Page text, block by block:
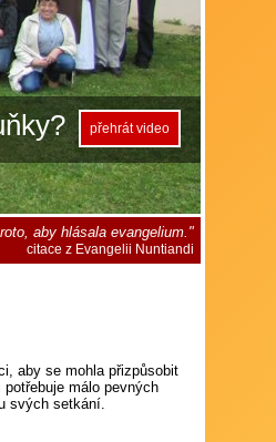
přehrát video
aby hlásala evangelium."
citace z Evangelii Nuntiandi
aby se mohla přizpůsobit
málo pevných
svých setkání.